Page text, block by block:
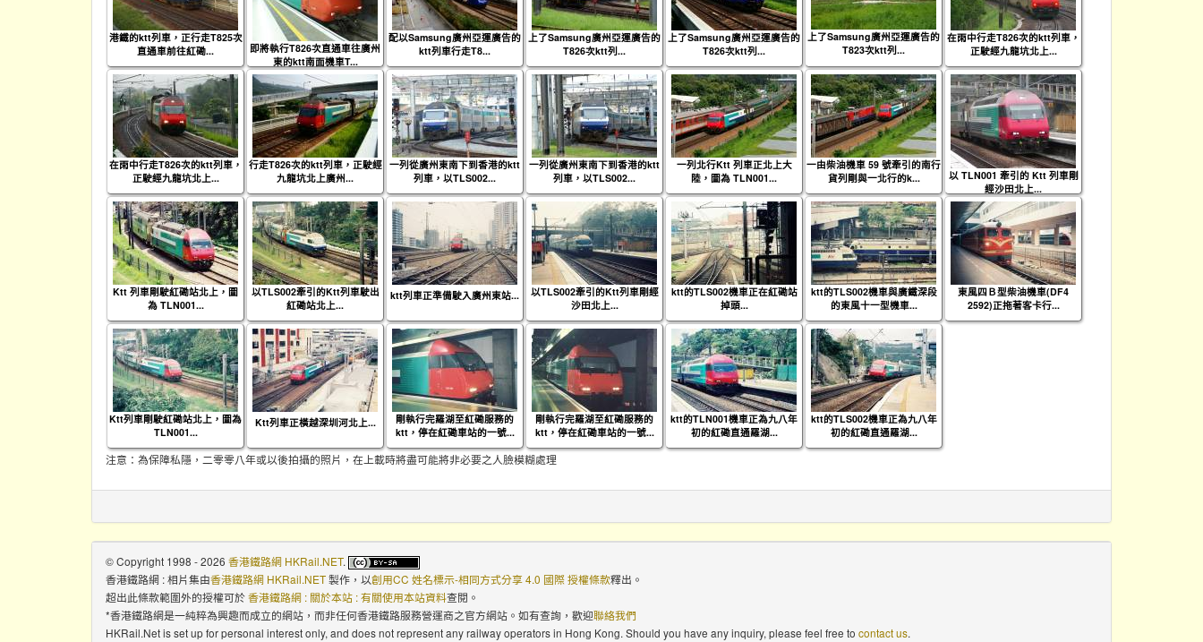
港鐵的ktt列車，正行走T825次
直通車前往紅磡...
即將執行T826次直通車往廣州
東的ktt南面機車T...
配以Samsung廣州亞運廣告的
ktt列車行走T8...
上了Samsung廣州亞運廣告的
T826次ktt列...
上了Samsung廣州亞運廣告的
T826次ktt列...
上了Samsung廣州亞運廣告的
T823次ktt列...
在雨中行走T826次的ktt列車，
正駛經九龍坑北上...
在雨中行走T826次的ktt列車，
正駛經九龍坑北上...
行走T826次的ktt列車，正駛經
九龍坑北上廣州...
一列從廣州東南下到香港的ktt
列車，以TLS002...
一列從廣州東南下到香港的ktt
列車，以TLS002...
一列北行Ktt 列車正北上大
陸，圖為 TLN001...
一由柴油機車 59 號牽引的南行
貨列剛與一北行的k...
以 TLN001 牽引的 Ktt 列車剛
經沙田北上...
Ktt 列車剛駛紅磡站北上，圖
為 TLN001...
以TLS002牽引的Ktt列車駛出
紅磡站北上...
ktt列車正準備駛入廣州東站...
以TLS002牽引的Ktt列車剛經
沙田北上...
ktt的TLS002機車正在紅磡站
掉頭...
ktt的TLS002機車與廣鐵深段
的東風十一型機車...
東風四Ｂ型柴油機車(DF4
2592)正拖著客卡行...
Ktt列車剛駛紅磡站北上，圖為
TLN001...
Ktt列車正橫越深圳河北上...
剛執行完羅湖至紅磡服務的
ktt，停在紅磡車站的一號...
剛執行完羅湖至紅磡服務的
ktt，停在紅磡車站的一號...
ktt的TLN001機車正為九八年
初的紅磡直通羅湖...
ktt的TLS002機車正為九八年
初的紅磡直通羅湖...
注意：為保障私隱，二零零八年或以後拍攝的照片，在上載時將盡可能將非必要之人臉模糊處理
© Copyright 1998 - 2026 香港鐵路網 HKRail.NET.
香港鐵路網 : 相片集由香港鐵路網 HKRail.NET製作，以創用CC 姓名標示-相同方式分享 4.0 國際 授權條款釋出。
超出此條款範圍外的授權可於香港鐵路網 : 關於本站 : 有關使用本站資料查閱。
*香港鐵路網是一純粹為興趣而成立的網站，而非任何香港鐵路服務營運商之官方網站。如有查詢，歡迎聯絡我們
HKRail.Net is set up for personal interest only, and does not represent any railway operators in Hong Kong. Should you have any inquiry, please feel free to contact us.